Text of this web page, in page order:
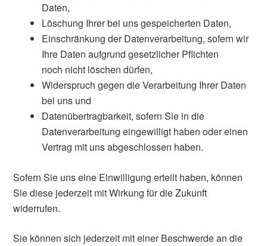
Daten,
Löschung Ihrer bei uns gespeicherten Daten,
Einschränkung der Datenverarbeitung, sofern wir
Ihre Daten aufgrund gesetzlicher Pflichten
noch nicht löschen dürfen,
Widerspruch gegen die Verarbeitung Ihrer Daten
bei uns und
Datenübertragbarkeit, sofern Sie in die
Datenverarbeitung eingewilligt haben oder einen
Vertrag mit uns abgeschlossen haben.
Sofern Sie uns eine Einwilligung erteilt haben, können
Sie diese jederzeit mit Wirkung für die Zukunft
widerrufen.
Sie können sich jederzeit mit einer Beschwerde an die